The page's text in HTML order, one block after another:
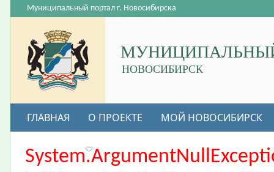
НОВОСИБИРСК
Муниципальный портал г. Новосибирска
ГЛАВНАЯ О ПРОЕКТЕ МОЙ НОВОСИБИРСК
ВАКАНСИИ